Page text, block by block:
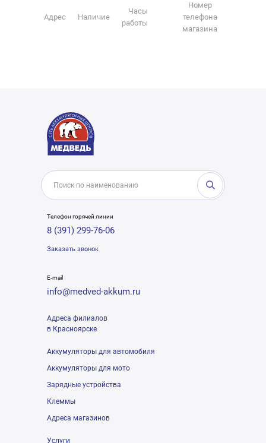
Адрес Наличие
Часы
работы
Номер
телефона
магазина
Телефон горячей линии
8 (391) 299-76-06
Заказать звонок
E-mail
info@medved-akkum.ru
Адреса филиалов
в Красноярске
Аккумуляторы для автомобиля
Аккумуляторы для мото
Зарядные устройства
Клеммы
Адреса магазинов
Услуги